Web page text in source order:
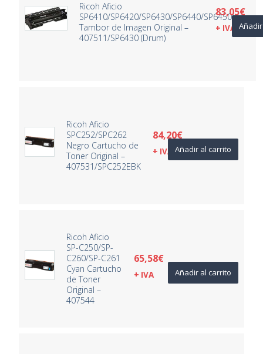
Ricoh Aficio
SP6410/SP6420/SP6430/SP6440/SP6450
Tambor de Imagen Original –
407511/SP6430 (Drum)
83,05€
+ IVA
Ricoh Aficio
SPC252/SPC262
Negro Cartucho de
Toner Original –
407531/SPC252EBK
84,20€
+ IVA Añadir al carrito
Ricoh Aficio
SP-C250/SP-
C260/SP-C261
Cyan Cartucho
de Toner
Original –
407544
65,58€
+ IVA Añadir al carrito